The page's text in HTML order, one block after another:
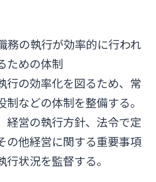
務の執行が効率的に行われ
ための体制
行の効率化を図るため、常
などの体制を整備する。
経営の執行方針、法令で定
の他経営に関する重要事項
状況を監督する。